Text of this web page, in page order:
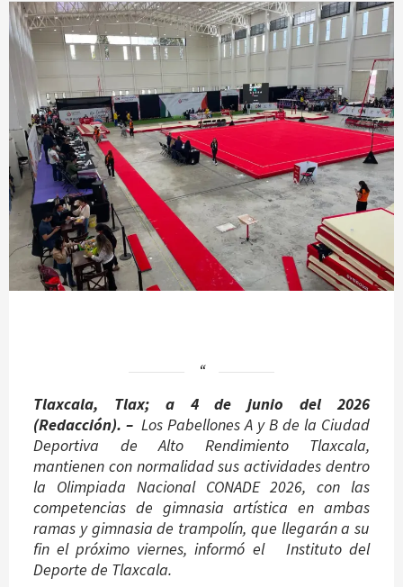
Tlaxcala, Tlax; a 4 de junio del 2026
(Redacción). –Los Pabellones A y B de la Ciudad
Deportiva de Alto Rendimiento Tlaxcala,
mantienen con normalidad sus actividades dentro
la Olimpiada Nacional CONADE 2026, con las
competencias de gimnasia artística en ambas
ramas y gimnasia de trampolín, que llegarán a su
fin el próximo viernes, informó el Instituto del
Deporte de Tlaxcala.